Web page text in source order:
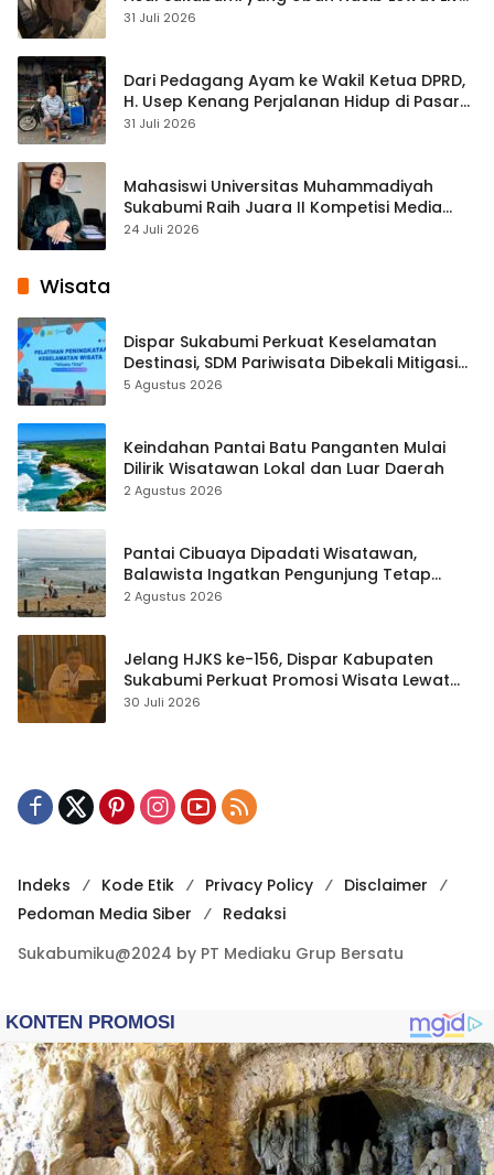
Streaming
31 Juli 2026
Dari Pedagang Ayam ke Wakil Ketua DPRD,
H. Usep Kenang Perjalanan Hidup di Pasar
Cisaat
31 Juli 2026
Mahasiswi Universitas Muhammadiyah
Sukabumi Raih Juara II Kompetisi Media
Pembelajaran Digital Tingkat Internasional
24 Juli 2026
Wisata
Dispar Sukabumi Perkuat Keselamatan
Destinasi, SDM Pariwisata Dibekali Mitigasi
hingga Teknik Evakuasi
5 Agustus 2026
Keindahan Pantai Batu Panganten Mulai
Dilirik Wisatawan Lokal dan Luar Daerah
2 Agustus 2026
Pantai Cibuaya Dipadati Wisatawan,
Balawista Ingatkan Pengunjung Tetap
Waspada
2 Agustus 2026
Jelang HJKS ke-156, Dispar Kabupaten
Sukabumi Perkuat Promosi Wisata Lewat
Publikasi Digital
30 Juli 2026
Indeks Kode Etik Privacy Policy
Disclaimer
Pedoman Media Siber
Redaksi
Sukabumiku@2024 by PT Mediaku Grup Bersatu